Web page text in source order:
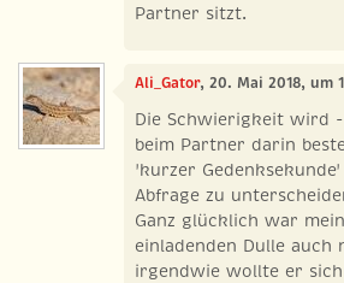
Partner sitzt.
Ali_Gator, 20. Mai 2018, um
Die Schwierigkeit wird
beim Partner darin
'kurzer
Abfrage zu
Ganz glücklich war
einladenden Dulle auch
irgendwie wollte er